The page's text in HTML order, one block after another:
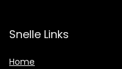
Snelle Links
Home